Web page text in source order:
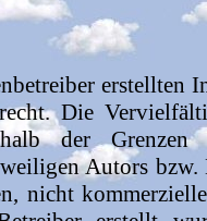
erstellten
Die
der
Autors
nicht